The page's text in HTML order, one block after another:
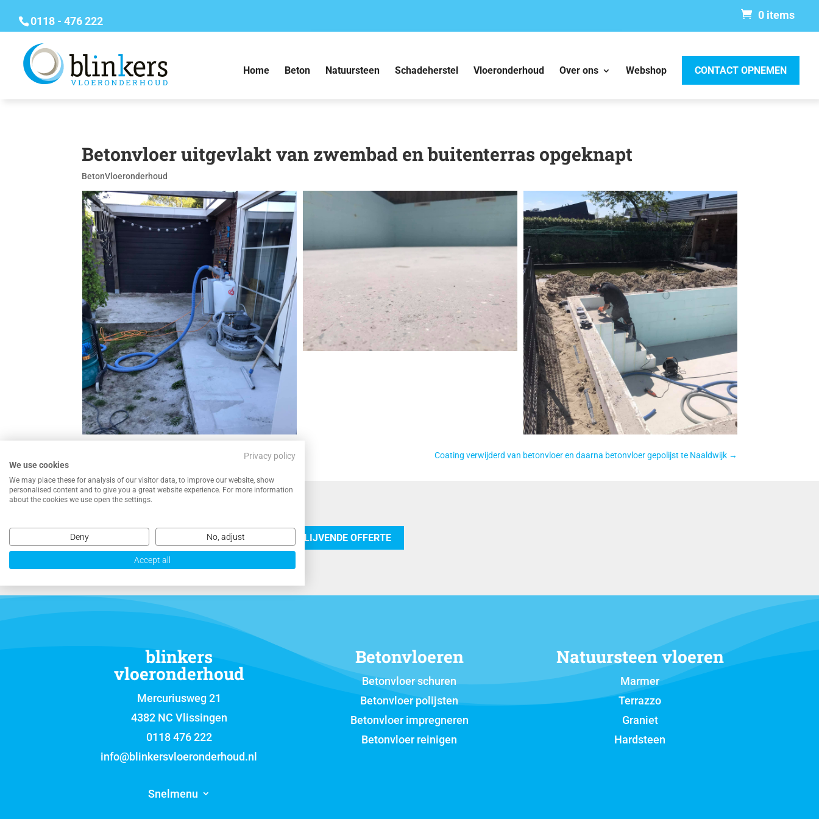
0118 - 476 222 0 items
Home Beton Natuursteen Schadeherstel Vloeronderhoud Over ons Webshop CONTACT OPNEMEN
Betonvloer uitgevlakt van zwembad en buitenterras opgeknapt
BetonVloeronderhoud
Betonvloer Koelcel HACCP Certificatie klaargemaakt Coating verwijderd van betonvloer en daarna betonvloer gepolijst te Naaldwijk →
NEEM CONTACT MET ONS OP VOOR EEN VRIJBLIJVENDE OFFERTE
blinkers
vloeronderhoud
Mercuriusweg 21
4382 NC Vlissingen
0118 476 222
info@blinkersvloeronderhoud.nl
Snelmenu
Betonvloeren
Betonvloer schuren
Betonvloer polijsten
Betonvloer impregneren
Betonvloer reinigen
Natuursteen vloeren
Marmer
Terrazzo
Graniet
Hardsteen
Privacy policy
We use cookies
We may place these for analysis of our visitor data, to improve our website, show
personalised content and to give you a great website experience. For more information
about the cookies we use open the settings.
Deny No, adjust
Accept all